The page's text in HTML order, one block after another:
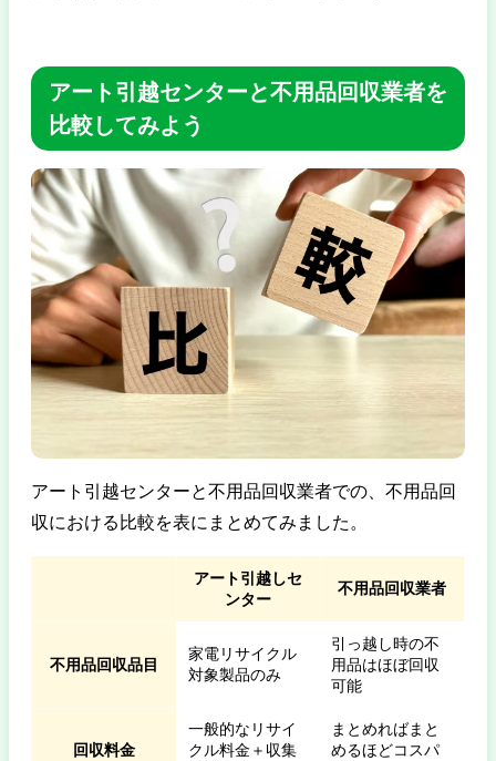
アート引越センターと不用品回収業者を
比較してみよう
アート引越センターと不用品回収業者での、不用品回
収における比較を表にまとめてみました。
アート引越しセ
ンター
不用品回収業者
不用品回収品目
家電リサイクル
対象製品のみ
引っ越し時の不
用品はほぼ回収
可能
回収料金
一般的なリサイ
クル料金＋収集
まとめればまと
めるほどコスパ